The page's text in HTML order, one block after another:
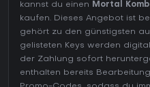
kannst du einen
Mortal
kaufen. Dieses Angebot ist
gehört zu den günstigsten
gelisteten Keys werden
der Zahlung sofort
enthalten bereits